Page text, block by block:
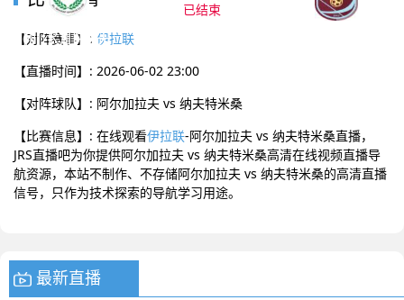
阿尔加拉夫
已结束
【对阵赛事】: 伊拉联
【直播时间】: 2026-06-02 23:00
【对阵球队】: 阿尔加拉夫 vs 纳夫特米桑
【比赛信息】: 在线观看伊拉联-阿尔加拉夫 vs 纳夫特米桑直播，
JRS直播吧为你提供阿尔加拉夫 vs 纳夫特米桑高清在线视频直播导
航资源，本站不制作、不存储阿尔加拉夫 vs 纳夫特米桑的高清直播
信号，只作为技术探索的导航学习用途。
最新直播